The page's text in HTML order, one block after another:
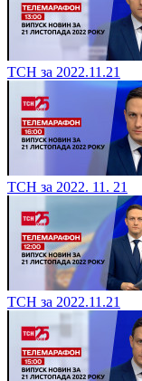
ТСН за 2022.11.21
ТСН за 2022. 11. 21
ТСН за 2022.11.21